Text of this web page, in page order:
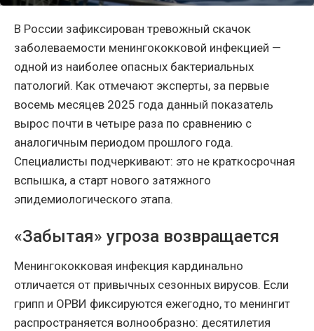
В России зафиксирован тревожный скачок
заболеваемости менингококковой инфекцией —
одной из наиболее опасных бактериальных
патологий. Как отмечают эксперты, за первые
восемь месяцев 2025 года данный показатель
вырос почти в четыре раза по сравнению с
аналогичным периодом прошлого года.
Специалисты подчеркивают: это не краткосрочная
вспышка, а старт нового затяжного
эпидемиологического этапа.
«Забытая» угроза возвращается
Менингококковая инфекция кардинально
отличается от привычных сезонных вирусов. Если
грипп и ОРВИ фиксируются ежегодно, то менингит
распространяется волнообразно: десятилетия